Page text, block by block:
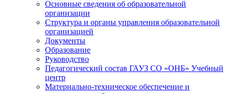
Основные сведения об образовательной
организации
Структура и органы управления образовательной
организацией
Документы
Образование
Руководство
Педагогический состав ГАУЗ СО «ОНБ» Учебный
центр
Материально-техническое обеспечение и